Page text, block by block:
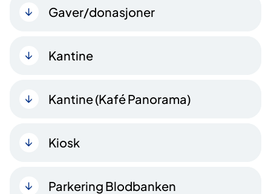
Gaver/donasjoner
Kantine
Kantine (Kafé Panorama)
Kiosk
Parkering Blodbanken